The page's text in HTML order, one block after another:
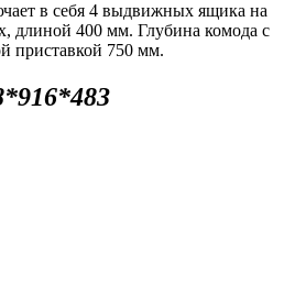
в себя 4 выдвижных ящика на
длиной 400 мм. Глубина комода с
приставкой 750 мм.